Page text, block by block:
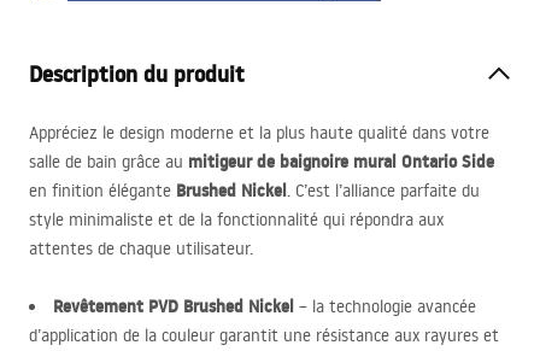
Description du produit
Appréciez le design moderne et la plus haute qualité dans votre
salle de bain grâce au mitigeur de baignoire mural Ontario Side
en finition élégante Brushed Nickel. C’est l’alliance parfaite du
style minimaliste et de la fonctionnalité qui répondra aux
attentes de chaque utilisateur.
Revêtement PVD Brushed Nickel – la technologie avancée
d’application de la couleur garantit une résistance aux rayures et